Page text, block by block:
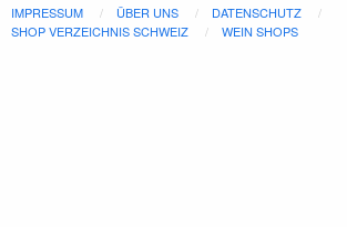
IMPRESSUM
ÜBER UNS
DATENSCHUTZ
SHOP VERZEICHNIS SCHWEIZ
WEIN SHOPS